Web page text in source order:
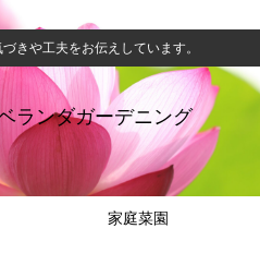
きや工夫をお伝えしています。
ランダガーデニング
家庭菜園